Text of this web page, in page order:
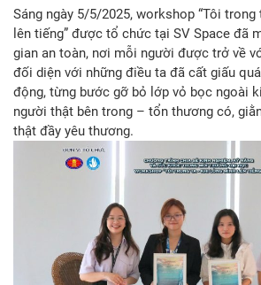
Sáng ngày 5/5/2025, workshop “Tôi
lên tiếng” được tổ chức tại SV Space đã
gian an toàn, nơi mỗi người được trở về
đối diện với những điều ta đã cất giấu
động, từng bước gỡ bỏ lớp vỏ bọc ngoài
người thật bên trong – tổn thương có,
thật đầy yêu thương.